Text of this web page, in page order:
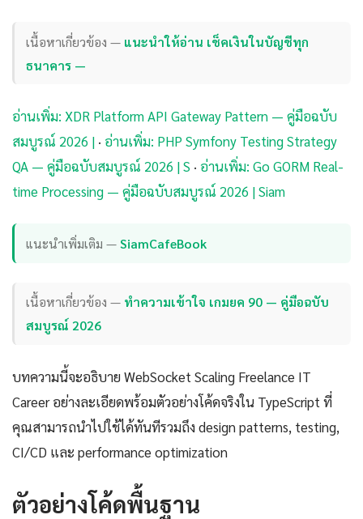
เนื้อหาเกี่ยวข้อง — แนะนำให้อ่าน เช็คเงินในบัญชีทุก
ธนาคาร —
อ่านเพิ่ม: XDR Platform API Gateway Pattern — คู่มือฉบับ
สมบูรณ์ 2026 | · อ่านเพิ่ม: PHP Symfony Testing Strategy
QA — คู่มือฉบับสมบูรณ์ 2026 | S · อ่านเพิ่ม: Go GORM Real-
time Processing — คู่มือฉบับสมบูรณ์ 2026 | Siam
แนะนำเพิ่มเติม —SiamCafeBook
เนื้อหาเกี่ยวข้อง — ทำความเข้าใจ เกมยค 90 — คู่มือฉบับ
สมบูรณ์ 2026
บทความนี้จะอธิบาย WebSocket Scaling Freelance IT
Career อย่างละเอียดพร้อมตัวอย่างโค้ดจริงใน TypeScript ที่
คุณสามารถนำไปใช้ได้ทันทีรวมถึง design patterns, testing,
CI/CD และ performance optimization
ตัวอย่างโค้ดพื้นฐาน